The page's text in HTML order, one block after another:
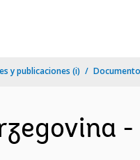
y publicaciones (i)